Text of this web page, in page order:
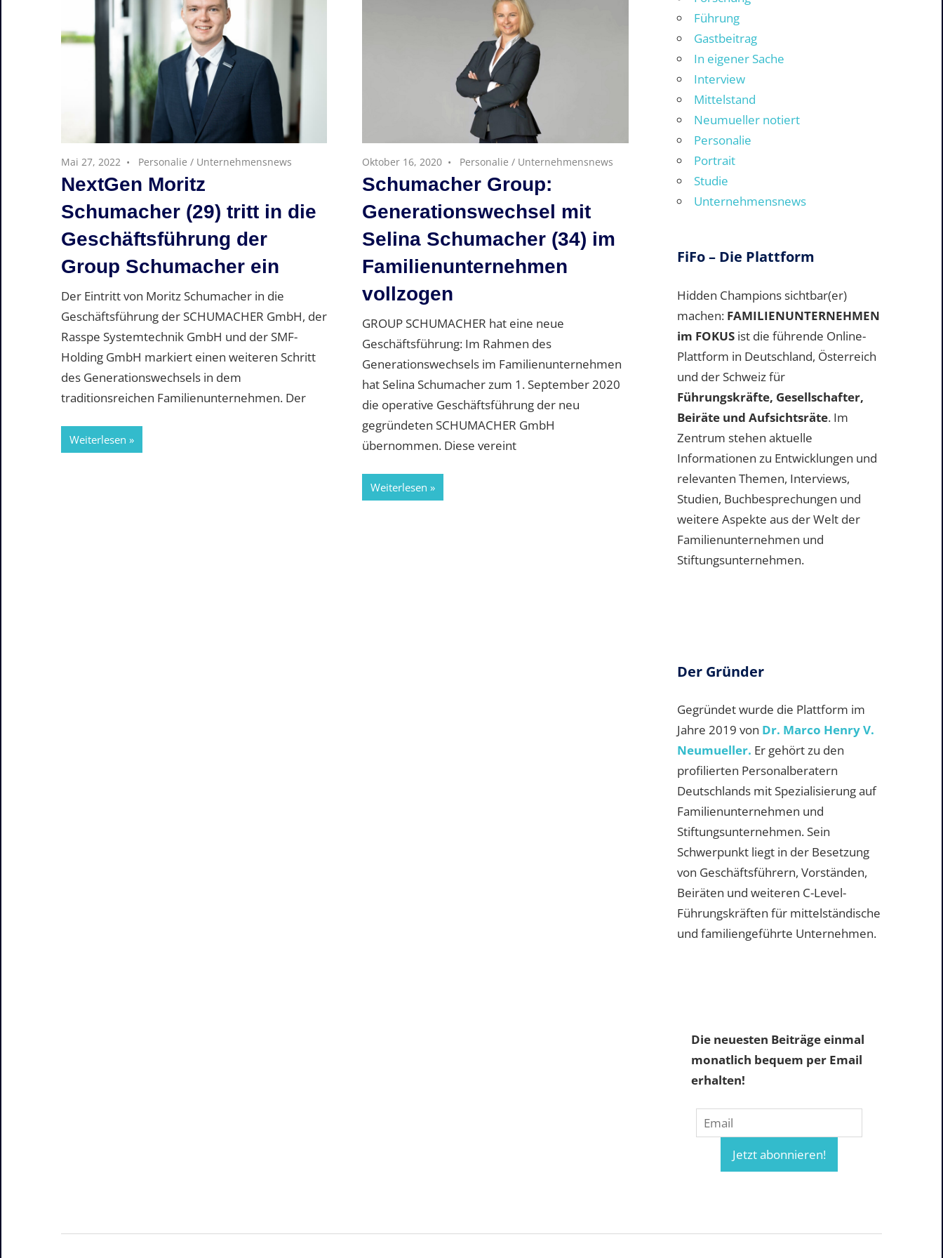
Mai 27, 2022 Personalie / Unternehmensnews
NextGen Moritz
Schumacher (29) tritt in die
Geschäftsführung der
Group Schumacher ein
Der Eintritt von Moritz Schumacher in die
Geschäftsführung der SCHUMACHER GmbH, der
Rasspe Systemtechnik GmbH und der SMF-
Holding GmbH markiert einen weiteren Schritt
des Generationswechsels in dem
traditionsreichen Familienunternehmen. Der
Weiterlesen
Oktober 16, 2020 Personalie / Unternehmensnews
Schumacher Group:
Generationswechsel mit
Selina Schumacher (34) im
Familienunternehmen
vollzogen
GROUP SCHUMACHER hat eine neue
Geschäftsführung: Im Rahmen des
Generationswechsels im Familienunternehmen
hat Selina Schumacher zum 1. September 2020
die operative Geschäftsführung der neu
gegründeten SCHUMACHER GmbH
übernommen. Diese vereint
Weiterlesen
Führung
Gastbeitrag
In eigener Sache
Interview
Mittelstand
Neumueller notiert
Personalie
Portrait
Studie
Unternehmensnews
FiFo – Die Plattform
Hidden Champions sichtbar(er)
machen: FAMILIENUNTERNEHMEN
im FOKUS ist die führende Online-
Plattform in Deutschland, Österreich
und der Schweiz für
Führungskräfte, Gesellschafter,
Beiräte und Aufsichtsräte. Im
Zentrum stehen aktuelle
Informationen zu Entwicklungen und
relevanten Themen, Interviews,
Studien, Buchbesprechungen und
weitere Aspekte aus der Welt der
Familienunternehmen und
Stiftungsunternehmen.
Der Gründer
Gegründet wurde die Plattform im
Jahre 2019 von Dr. Marco Henry V.
Neumueller. Er gehört zu den
profilierten Personalberatern
Deutschlands mit Spezialisierung auf
Familienunternehmen und
Stiftungsunternehmen. Sein
Schwerpunkt liegt in der Besetzung
von Geschäftsführern, Vorständen,
Beiräten und weiteren C-Level-
Führungskräften für mittelständische
und familiengeführte Unternehmen.
Die neuesten Beiträge einmal
monatlich bequem per Email
erhalten!